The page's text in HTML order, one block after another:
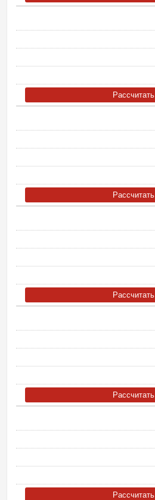
Рассчитать
Рассчитать
Рассчитать
Рассчитать
Рассчитать